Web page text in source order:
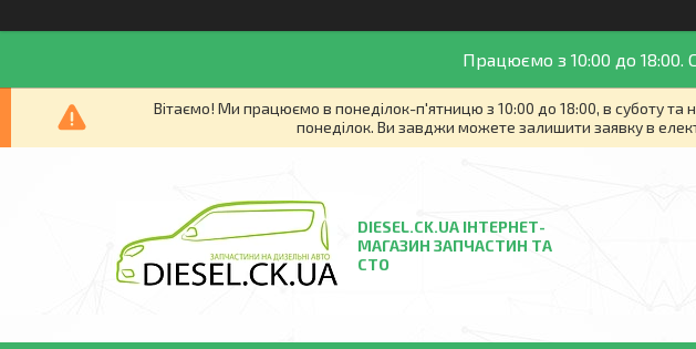
Працюємо з 10:00 до 18:00.
Вітаємо! Ми працюємо в понеділок-п'ятницю з 10:00 до 18:00, в суботу
понеділок. Ви завджи можете залишити заявку в
DIESEL.CK.UA ІНТЕРНЕТ-
МАГАЗИН ЗАПЧАСТИН ТА
СТО